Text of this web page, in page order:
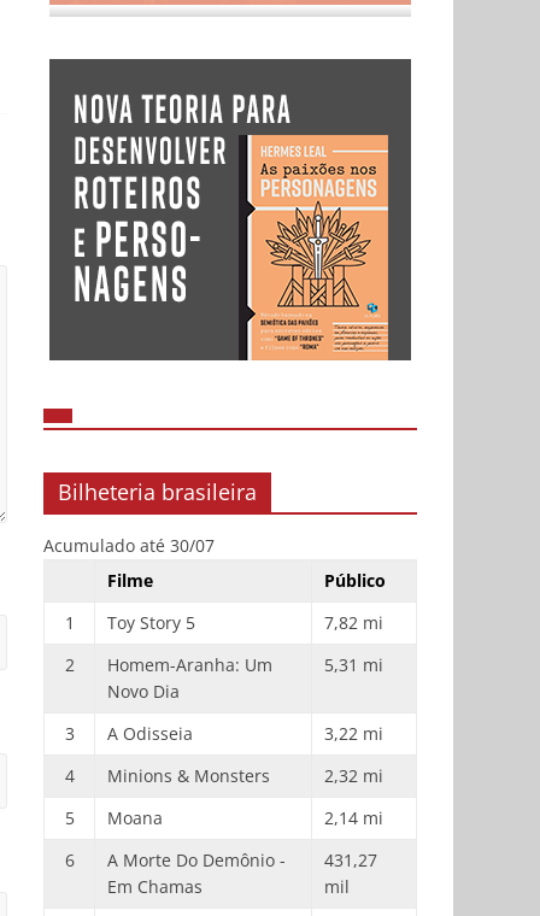
Bilheteria brasileira
Acumulado até 30/07
Filme
Público
1
Toy Story 5
7,82 mi
2
Homem-Aranha: Um
Novo Dia
5,31 mi
3 A Odisseia
3,22 mi
4
Minions & Monsters
2,32 mi
5
Moana
2,14 mi
6
A Morte Do Demônio -
Em Chamas
431,27
mil